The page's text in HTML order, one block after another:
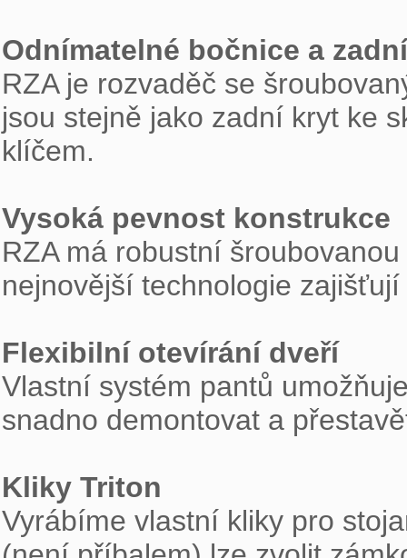
Odnímatelné bočnice a
RZA je rozvaděč se
jsou stejně jako zadní kryt ke
klíčem.
Vysoká pevnost konstrukce
RZA má robustní
nejnovější technologie
Flexibilní otevírání dveří
Vlastní systém pantů
snadno demontovat a
Kliky Triton
Vyrábíme vlastní kliky pro